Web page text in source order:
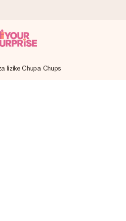
ko je najbolj pomembno.
ki ogreje srce. Brez
lizike Chupa Chups